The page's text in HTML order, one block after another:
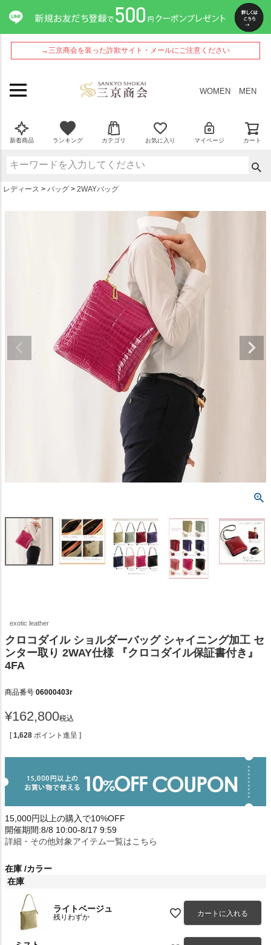
→三京商会を装った詐欺サイト・メールにご注意ください
WOMEN MEN
新着商品 ランキング カテゴリ お気に入り マイページ カート
レディース バッグ 2WAYバッグ
exotic leather
クロコダイル ショルダーバッグ シャイニング加工 セ
ンター取り 2WAY仕様 『クロコダイル保証書付き』
4FA
商品番号 06000403r
¥162,800税込
[ 1,628 ポイント進呈 ]
15,000円以上の購入で10%OFF
開催期間:8/8 10:00-8/17 9:59
詳細・その他対象アイテム一覧はこちら
在庫 カラー
在庫
ライトベージュ
残りわずか カートに入れる
ペー
ジト
ップ
へ